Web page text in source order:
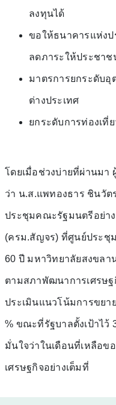
ลงทุนได้
ขอให้ธนาคารแห่งป
ลดภาระให้ประชาช
มาตรการยกระดับอุ
ต่างประเทศ
ยกระดับการท่องเที่
โดยเมื่อช่วงบ่ายที่ผ่านมา
ว่า น.ส.แพทองธาร ชินวัต
ประชุมคณะรัฐมนตรีอย่า
(ครม.สัญจร) ที่ศูนย์ประชุ
60 ปี มหาวิทยาลัยสงขล
ตามสภาพัฒนาการเศรษ
ประเมินแนวโน้มการขยา
% ขณะที่รัฐบาลตั้งเป้าไว้
มั่นใจว่าในเดือนที่เหลือข
เศรษฐกิจอย่างเต็มที่